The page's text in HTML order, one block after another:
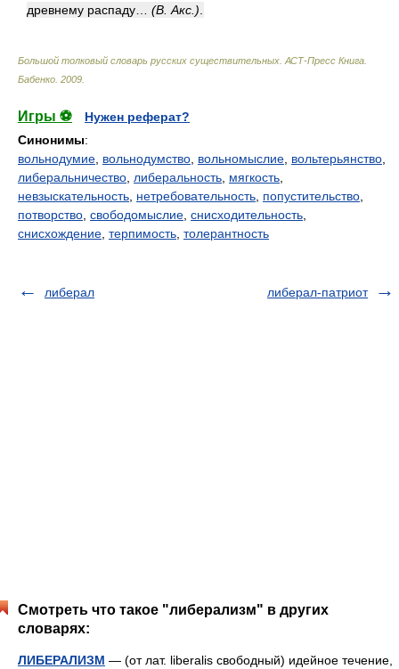
древнему распаду… (В. Акс.).
Большой толковый словарь русских существительных. АСТ-Пресс Книга
Бабенко 2009
Игры ⚽
Нужен реферат?
Синонимы:
вольнодумие, вольнодумство, вольномыслие, вольтерьянство,
либеральничество, либеральность, мягкость,
невзыскательность, нетребовательность, попустительство,
потворство, свободомыслие, снисходительность,
снисхождение, терпимость, толерантность
либерал либерал-патриот
Смотреть что такое "либерализм" в других
словарях:
ЛИБЕРАЛИЗМ — (от лат. liberalis свободный) идейное течение,